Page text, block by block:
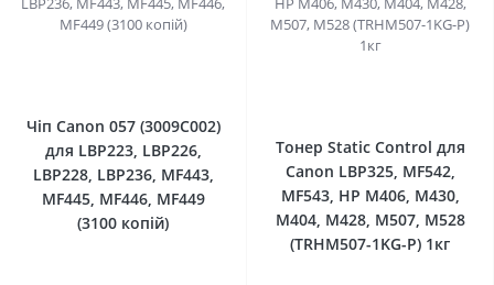
Чіп Canon 057 (3009C002)
для LBP223, LBP226,
LBP228, LBP236, MF443,
MF445, MF446, MF449
(3100 копій)
Тонер Static Control для
Canon LBP325, MF542,
MF543, HP M406, M430,
M404, M428, M507, M528
(TRHM507-1KG-P) 1кг